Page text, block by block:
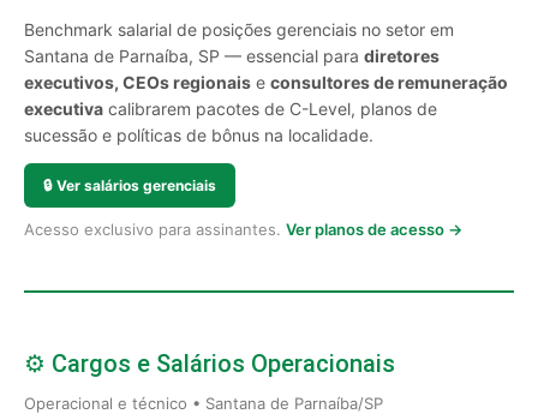
Benchmark salarial de posições gerenciais no setor em
Santana de Parnaíba, SP — essencial para diretores
executivos, CEOs regionais e consultores de remuneração
executiva calibrarem pacotes de C-Level, planos de
sucessão e políticas de bônus na localidade.
🔒 Ver salários gerenciais
Acesso exclusivo para assinantes. Ver planos de acesso →
⚙️ Cargos e Salários Operacionais
Operacional e técnico • Santana de Parnaíba/SP